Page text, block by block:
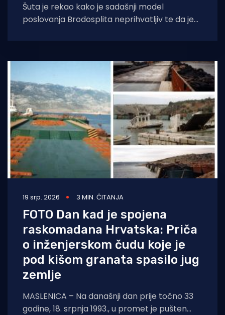
Šuta je rekao kako je sadašnji model
poslovanja Brodosplita neprihvatljiv te da je
grad izgubio milijune
19 srp. 2026 3 MIN. ČITANJA
FOTO Dan kad je spojena
raskomadana Hrvatska: Priča
o inženjerskom čudu koje je
pod kišom granata spasilo jug
zemlje
MASLENICA – Na današnji dan prije točno 33
godine, 18. srpnja 1993., u promet je pušten